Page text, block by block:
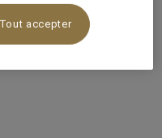
la plage
Tout accepter